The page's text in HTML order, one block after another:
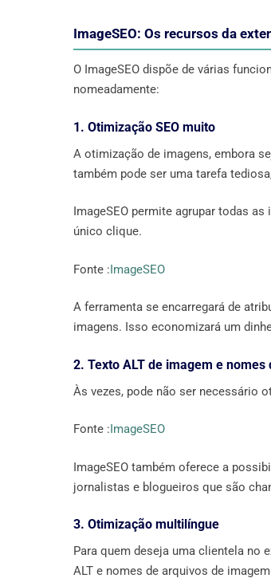
ImageSEO: Os recursos da
O ImageSEO dispõe de várias
nomeadamente:
1. Otimização SEO muito
A otimização de imagens, embora
também pode ser uma tarefa
ImageSEO permite agrupar todas
único clique.
Fonte :ImageSEO
A ferramenta se encarregará de
imagens. Isso economizará um
2. Texto ALT de imagem e
Às vezes, pode não ser necessário
Fonte :ImageSEO
ImageSEO também oferece a
jornalistas e blogueiros que são
3. Otimização multilíngue
Para quem deseja uma clientela no
ALT e nomes de arquivos de